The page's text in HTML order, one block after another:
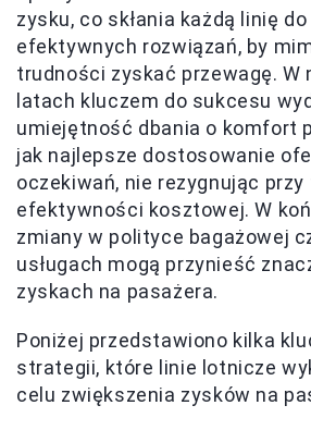
zysku, co skłania każdą linię
efektywnych rozwiązań, by
trudności zyskać przewagę. W
latach kluczem do sukcesu
umiejętność dbania o komfort
jak najlepsze dostosowanie
oczekiwań, nie rezygnując przy
efektywności kosztowej. W
zmiany w polityce bagażowej
usługach mogą przynieść
zyskach na pasażera.
Poniżej przedstawiono kilka
strategii, które linie lotnicze
celu zwiększenia zysków na